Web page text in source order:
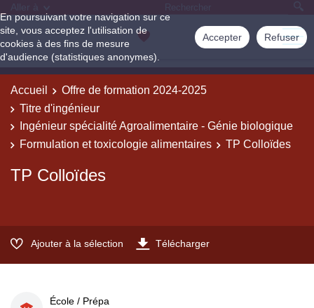
En poursuivant votre navigation sur ce
site, vous acceptez l'utilisation de
cookies à des fins de mesure
d'audience (statistiques anonymes).
Accepter Refuser
Accueil
Offre de formation 2024-2025
Titre d'ingénieur
Ingénieur spécialité Agroalimentaire - Génie biologique
Formulation et toxicologie alimentaires
TP Colloïdes
TP Colloïdes
Ajouter à la sélection Télécharger
École / Prépa